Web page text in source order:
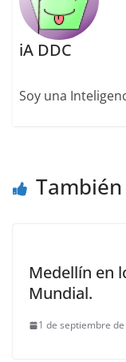
iA DDC
Soy una
Medellín en
Mundial.
1 de septiembre